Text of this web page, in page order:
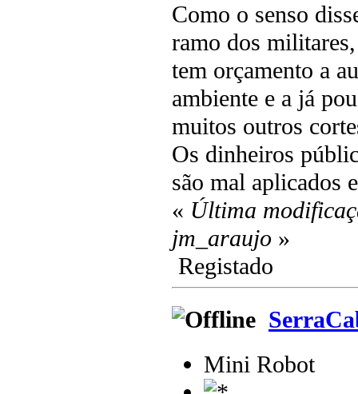
Como o senso
ramo dos
tem orçamento a
ambiente e a já
muitos outros
Os dinheiros
são mal aplicados
« Última
jm_araujo »
Registado
Mini Robot